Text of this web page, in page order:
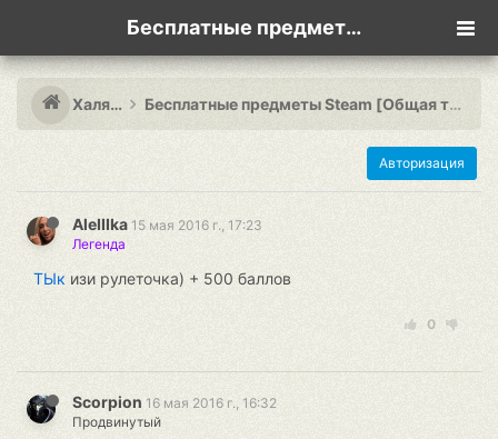
Бесплатные предметы Steam [Общая тема]
Халява Бесплатные предметы Steam [Общая тема]
Авторизация
AleIIIka 15 мая 2016 г., 17:23
Легенда
ТЫк изи рулеточка) + 500 баллов
0
Scorpion 16 мая 2016 г., 16:32
Продвинутый